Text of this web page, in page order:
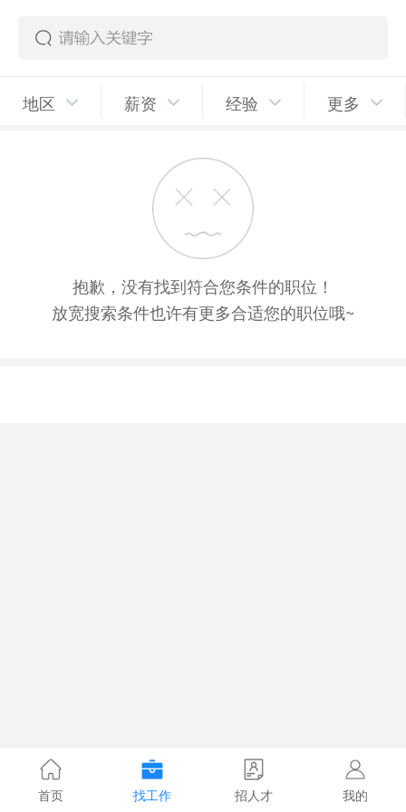
地区 薪资 经验 更多
抱歉，没有找到符合您条件的职位！
放宽搜索条件也许有更多合适您的职位哦~
首页 找工作 招人才 我的